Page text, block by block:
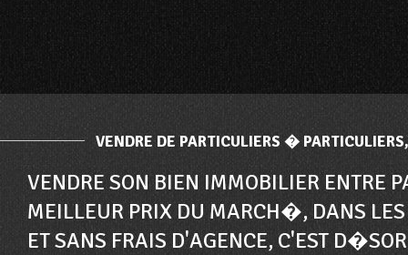
VENDRE DE PARTICULIERS �
VENDRE SON BIEN IMMOBILIER ENTRE
MEILLEUR PRIX DU MARCH�, DANS
ET SANS FRAIS D'AGENCE, C'EST